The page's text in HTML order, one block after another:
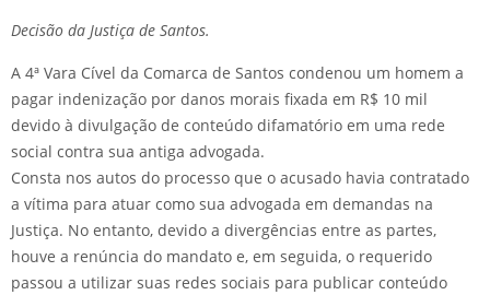
Decisão da Justiça de Santos.
A 4ª Vara Cível da Comarca de Santos condenou um homem a
pagar indenização por danos morais fixada em R$ 10 mil
devido à divulgação de conteúdo difamatório em uma rede
social contra sua antiga advogada.
Consta nos autos do processo que o acusado havia contratado
a vítima para atuar como sua advogada em demandas na
Justiça. No entanto, devido a divergências entre as partes,
houve a renúncia do mandato e, em seguida, o requerido
passou a utilizar suas redes sociais para publicar conteúdo